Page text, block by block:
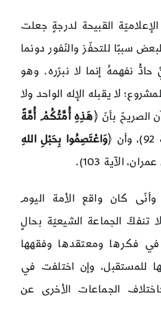
القبيحة لدرجةٍ جعلت
سببًا للتحفّز والنّفور دونما
نفهمهُ إنما لا نبرّره. وهو
لا يقبله الإله الواحد ولا
الصريحّ بأنّ ﴿هَذِهِ أُمَّتُكُمْ أُمَّةً
وَاعْتَصِمُوا بِحَبْلِ اللهِ
الآية 103).
كان واقع الأمة اليوم
تنفكّ الجماعة الشيعيّة بحالٍ
في فكرها ومعتقدها وفقهها
للمستقبل، وإن اختلفت في
الجماعات الأخرى عن